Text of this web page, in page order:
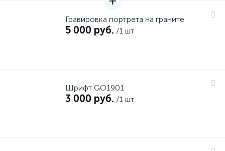
Гравировка портрета на граните
5 000 руб. /1 шт
Шрифт GO1901
3 000 руб. /1 шт